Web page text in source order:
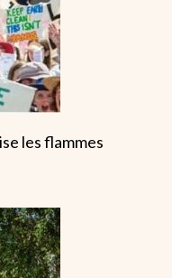
les flammes